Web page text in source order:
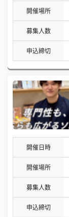
開催場所
募集人数
申込締切
開催日時
開催場所
募集人数
申込締切